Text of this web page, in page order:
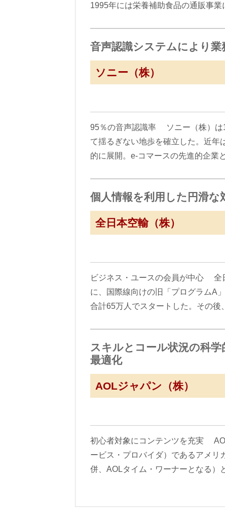
1995年には栄養補助食品の通販事業
音声認識システムにより業
ソニー（株）
95％の音声認識率 ソニー（株）は
て揺るぎない地歩を確立した。近年
的に展開。e-コマースの先進的企業
個人情報を利用した円滑な
全日本空輸（株）
ビジネス・ユースの会員が中心 全
に、国際線向けの旧「プログラムA
合計65万人でスタートした。その後
スキルとコール状況の科
最適化
AOLジャパン（株）
初心者対象にコンテンツを充実
ービス・プロバイダ）であるアメリ
併、AOLタイム・ワーナーとなる）